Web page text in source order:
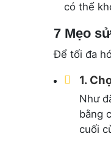
có thể
7 Mẹo
Để tối đa
1.
Như
bằng
cuối